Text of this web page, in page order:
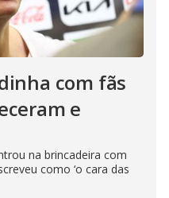
com fãs
e
na brincadeira com
como ‘o cara das